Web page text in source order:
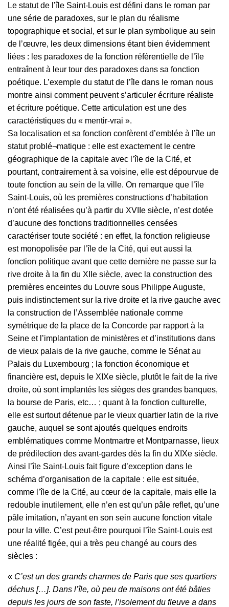
Le statut de l’île Saint-Louis est défini dans le roman par
une série de paradoxes, sur le plan du réalisme
topographique et social, et sur le plan symbolique au sein
de l’œuvre, les deux dimensions étant bien évidemment
liées : les paradoxes de la fonction référentielle de l’île
entraînent à leur tour des paradoxes dans sa fonction
poétique. L’exemple du statut de l’île dans le roman nous
montre ainsi comment peuvent s’articuler écriture réaliste
et écriture poétique. Cette articulation est une des
caractéristiques du « mentir-vrai ».
Sa localisation et sa fonction confèrent d’emblée à l’île un
statut problé¬matique : elle est exactement le centre
géographique de la capitale avec l’île de la Cité, et
pourtant, contrairement à sa voisine, elle est dépourvue de
toute fonction au sein de la ville. On remarque que l’île
Saint-Louis, où les premières constructions d’habitation
n’ont été réalisées qu’à partir du XVIIe siècle, n’est dotée
d’aucune des fonctions traditionnelles censées
caractériser toute société : en effet, la fonction religieuse
est monopolisée par l’île de la Cité, qui eut aussi la
fonction politique avant que cette dernière ne passe sur la
rive droite à la fin du XIIe siècle, avec la construction des
premières enceintes du Louvre sous Philippe Auguste,
puis indistinctement sur la rive droite et la rive gauche avec
la construction de l’Assemblée nationale comme
symétrique de la place de la Concorde par rapport à la
Seine et l’implantation de ministères et d’institutions dans
de vieux palais de la rive gauche, comme le Sénat au
Palais du Luxembourg ; la fonction économique et
financière est, depuis le XIXe siècle, plutôt le fait de la rive
droite, où sont implantés les sièges des grandes banques,
la bourse de Paris, etc… ; quant à la fonction culturelle,
elle est surtout détenue par le vieux quartier latin de la rive
gauche, auquel se sont ajoutés quelques endroits
emblématiques comme Montmartre et Montparnasse, lieux
de prédilection des avant-gardes dès la fin du XIXe siècle.
Ainsi l’île Saint-Louis fait figure d’exception dans le
schéma d’organisation de la capitale : elle est située,
comme l’île de la Cité, au cœur de la capitale, mais elle la
redouble inutilement, elle n’en est qu’un pâle reflet, qu’une
pâle imitation, n’ayant en son sein aucune fonction vitale
pour la ville. C’est peut-être pourquoi l’île Saint-Louis est
une réalité figée, qui a très peu changé au cours des
siècles :
« C’est un des grands charmes de Paris que ses quartiers
déchus […]. Dans l’île, où peu de maisons ont été bâties
depuis les jours de son faste, l’isolement du fleuve a dans